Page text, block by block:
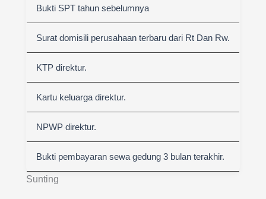
Sunting
Bukti SPT tahun sebelumnya
Surat domisili perusahaan terbaru dari Rt Dan Rw.
KTP direktur.
Kartu keluarga direktur.
NPWP direktur.
Bukti pembayaran sewa gedung 3 bulan terakhir.